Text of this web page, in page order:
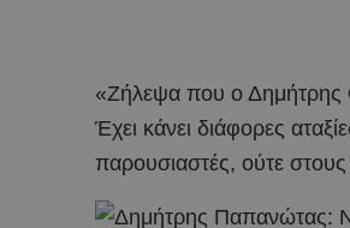
«Ζήλεψα που ο Δημήτρης
Έχει κάνει διάφορες
παρουσιαστές, ούτε